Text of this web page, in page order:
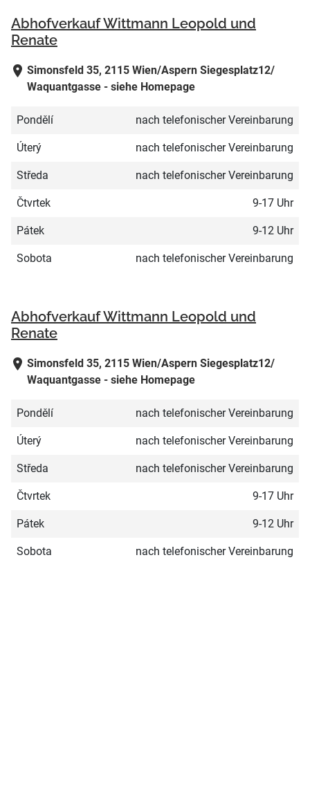
Abhofverkauf Wittmann Leopold und
Renate
Simonsfeld 35, 2115 Wien/Aspern Siegesplatz12/
Waquantgasse - siehe Homepage
Pondělí nach telefonischer Vereinbarung
Úterý nach telefonischer Vereinbarung
Středa nach telefonischer Vereinbarung
Čtvrtek 9-17 Uhr
Pátek 9-12 Uhr
Sobota nach telefonischer Vereinbarung
Abhofverkauf Wittmann Leopold und
Renate
Simonsfeld 35, 2115 Wien/Aspern Siegesplatz12/
Waquantgasse - siehe Homepage
Pondělí nach telefonischer Vereinbarung
Úterý nach telefonischer Vereinbarung
Středa nach telefonischer Vereinbarung
Čtvrtek 9-17 Uhr
Pátek 9-12 Uhr
Sobota nach telefonischer Vereinbarung